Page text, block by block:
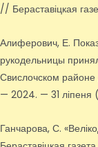
// Бераставіцкая
Алиферович, Е.
рукодельницы
Свислочском
— 2024. — 31
Ганчарова, С.